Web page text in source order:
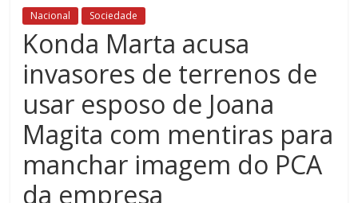
Nacional Sociedade
Konda Marta acusa
invasores de terrenos de
usar esposo de Joana
Magita com mentiras para
manchar imagem do PCA
da empresa